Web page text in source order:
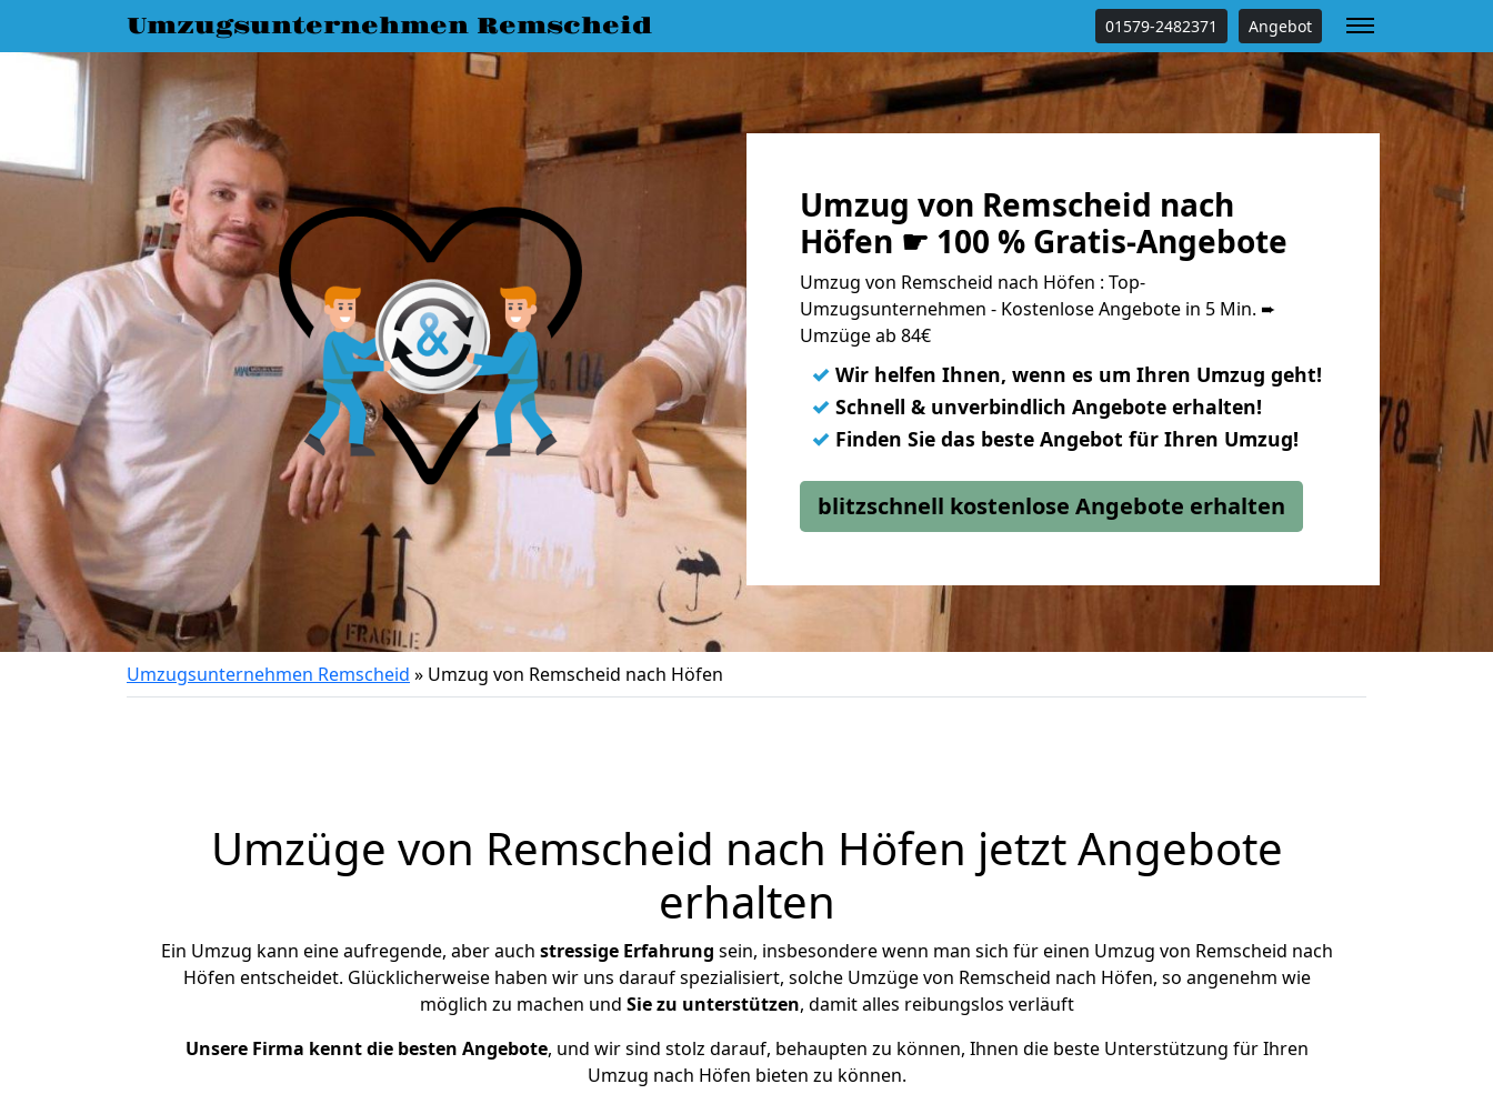
Umzugsunternehmen Remscheid 01579-2482371 Angebot
Umzug von Remscheid nach
Höfen ☛ 100 % Gratis-Angebote
Umzug von Remscheid nach Höfen : Top-
Umzugsunternehmen - Kostenlose Angebote in 5 Min. ➨
Umzüge ab 84€
✓ Wir helfen Ihnen, wenn es um Ihren Umzug geht!
✓ Schnell & unverbindlich Angebote erhalten!
✓ Finden Sie das beste Angebot für Ihren Umzug!
blitzschnell kostenlose Angebote erhalten
Umzugsunternehmen Remscheid » Umzug von Remscheid nach Höfen
Umzüge von Remscheid nach Höfen jetzt Angebote
erhalten
Ein Umzug kann eine aufregende, aber auch stressige Erfahrung sein, insbesondere wenn man sich für einen Umzug von Remscheid nach
Höfen entscheidet. Glücklicherweise haben wir uns darauf spezialisiert, solche Umzüge von Remscheid nach Höfen, so angenehm wie
möglich zu machen und Sie zu unterstützen, damit alles reibungslos verläuft
Unsere Firma kennt die besten Angebote, und wir sind stolz darauf, behaupten zu können, Ihnen die beste Unterstützung für Ihren
Umzug nach Höfen bieten zu können.